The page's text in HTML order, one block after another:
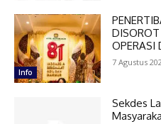
Info
OPERASI
7 Agustus
Sekdes